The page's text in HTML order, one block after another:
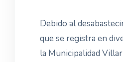
Debido al
que se registra en
la Municipalidad